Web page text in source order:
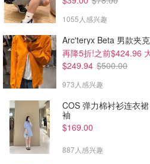
1055人感兴趣
Arc'teryx Beta 男款夹克
$249.94 $500.00
973人感兴趣
COS 弹力棉衬衫连衣
袖
$169.00
887人感兴趣